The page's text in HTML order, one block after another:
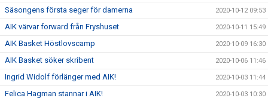
Säsongens första seger för damerna 2020-10-12 09:53
AIK värvar forward från Fryshuset 2020-10-11 15:49
AIK Basket Höstlovscamp 2020-10-09 16:30
AIK Basket söker skribent 2020-10-06 11:46
Ingrid Widolf förlänger med AIK! 2020-10-03 11:44
Felica Hagman stannar i AIK! 2020-10-03 10:30